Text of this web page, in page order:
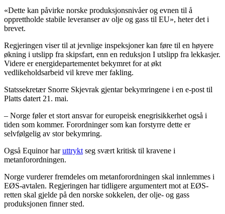
«Dette kan påvirke norske produksjonsnivåer og evnen til å
opprettholde stabile leveranser av olje og gass til EU», heter det i
brevet.
Regjeringen viser til at jevnlige inspeksjoner kan føre til en høyere
økning i utslipp fra skipsfart, enn en reduksjon I utslipp fra lekkasjer.
Videre er energidepartementet bekymret for at økt
vedlikeholdsarbeid vil kreve mer fakling.
Statssekretær Snorre Skjevrak gjentar bekymringene i en e-post til
Platts datert 21. mai.
– Norge føler et stort ansvar for europeisk enegrisikkerhet også i
tiden som kommer. Forordninger som kan forstyrre dette er
selvfølgelig av stor bekymring.
Også Equinor haruttrykt seg svært kritisk til kravene i
metanforordningen.
Norge vurderer fremdeles om metanforordningen skal innlemmes i
EØS-avtalen. Regjeringen har tidligere argumentert mot at EØS-
retten skal gjelde på den norske sokkelen, der olje- og gass
produksjonen finner sted.